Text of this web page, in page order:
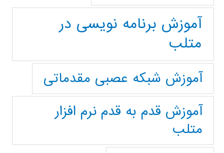
آموزش برنامه نویسی در
متلب
آموزش شبکه عصبی مقدماتی
آموزش قدم به قدم نرم افزار
متلب